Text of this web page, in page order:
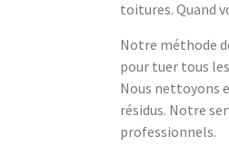
toitures. Quand
Notre méthode
pour tuer tous
Nous nettoyons
résidus. Notre
professionnels.